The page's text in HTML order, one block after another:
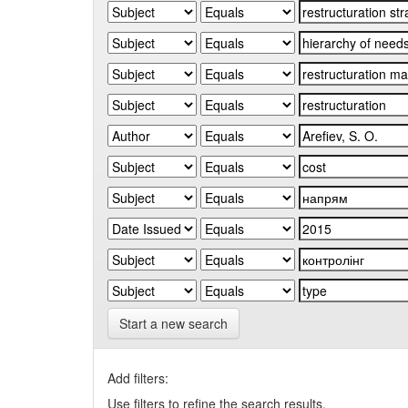
Start a new search
Add filters:
Use filters to refine the search results.